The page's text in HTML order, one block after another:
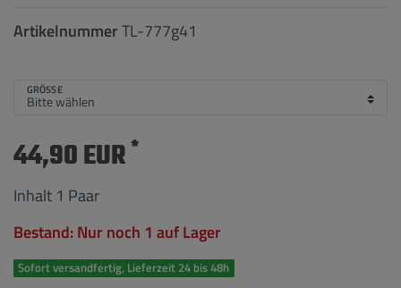
ArtikelnummerTL-777g41
GRÖSSE
44,90 EUR*
Inhalt 1 Paar
Bestand: Nur noch 1 auf Lager
Sofort versandfertig, Lieferzeit 24 bis 48h